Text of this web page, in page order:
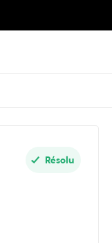
Résolu